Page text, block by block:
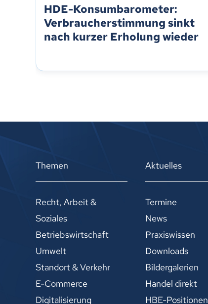
HDE-Konsumbarometer:
Verbraucherstimmung sinkt
nach kurzer Erholung wieder
Themen
Recht, Arbeit &
Soziales
Betriebswirtschaft
Umwelt
Standort & Verkehr
E-Commerce
Digitalisierung
Aktuelles
Termine
News
Praxiswissen
Downloads
Bildergalerien
Handel direkt
HBE-Positionen